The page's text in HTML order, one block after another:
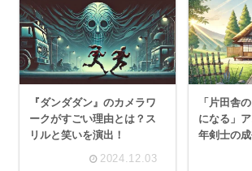
『ダンダダン』のカメラワ
ークがすごい理由とは？ス
リルと笑いを演出！
2024.12.03
「片田舎
になる」
年剣士の